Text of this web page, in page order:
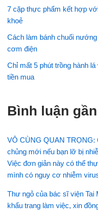
7 cặp thực phẩm kết hợp
khoẻ
Cách làm bánh chuối
cơm điện
Chỉ mất 5 phút trồng hành
tiền mua
Bình luận
VÔ CÙNG QUAN TRỌNG:
chủng mới nếu bạn lỡ bị
Việc đơn giản này có thể
mình có nguy cơ nhiễm
Thư ngỏ của bác sĩ viện Tai
khẩu trang làm việc, xin